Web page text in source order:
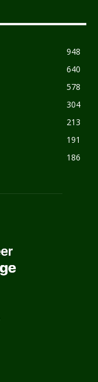
948
640
578
304
213
191
186